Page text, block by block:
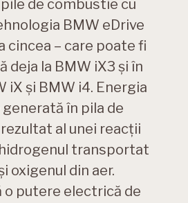
de combustie cu
BMW eDrive
cincea – care poate fi
deja la BMW iX3 şi în
iX şi BMW i4. Energia
în pila de
al unei reacţii
transportat
oxigenul din aer.
o putere electrică de